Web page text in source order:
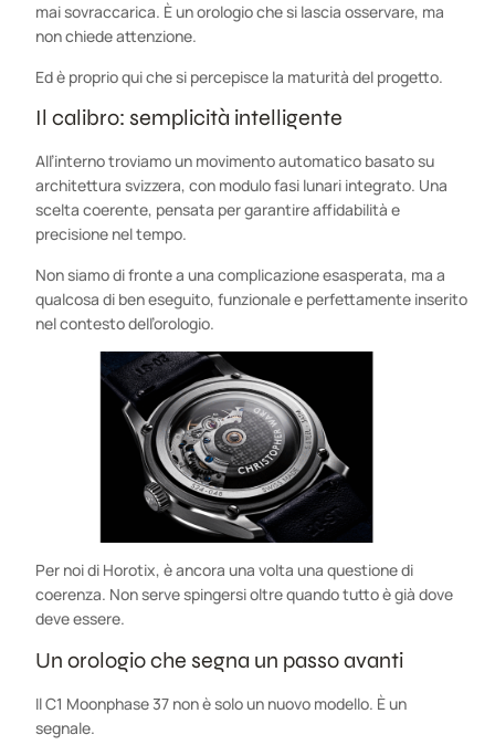
mai sovraccarica. È un orologio che si lascia osservare, ma
non chiede attenzione.
Ed è proprio qui che si percepisce la maturità del progetto.
Il calibro: semplicità intelligente
All’interno troviamo un movimento automatico basato su
architettura svizzera, con modulo fasi lunari integrato. Una
scelta coerente, pensata per garantire affidabilità e
precisione nel tempo.
Non siamo di fronte a una complicazione esasperata, ma a
qualcosa di ben eseguito, funzionale e perfettamente inserito
nel contesto dell’orologio.
Per noi di Horotix, è ancora una volta una questione di
coerenza. Non serve spingersi oltre quando tutto è già dove
deve essere.
Un orologio che segna un passo avanti
Il C1 Moonphase 37 non è solo un nuovo modello. È un
segnale.